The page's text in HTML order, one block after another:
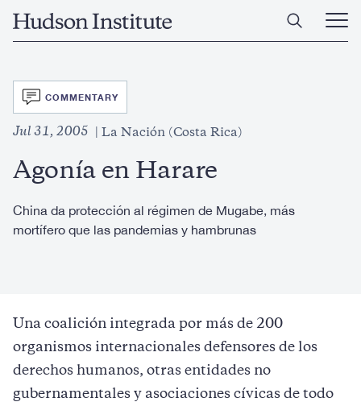
Home
Open
Main
SVG
COMMENTARY
Jul 31, 2005 La Nación (Costa Rica)
Agonía en Harare
China da protección al régimen de Mugabe, más
mortífero que las pandemias y hambrunas
Una coalición integrada por más de 200
organismos internacionales defensores de los
derechos humanos, otras entidades no
gubernamentales y asociaciones cívicas de todo